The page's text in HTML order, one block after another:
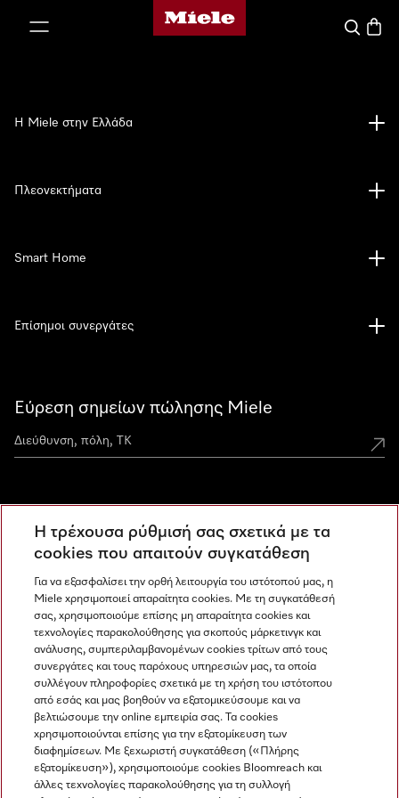
Αρχική σελίδα της Miele
Εύρεση σημείων πώλησης Miele
Ανακαλύψτε τα Miele Experience Center
Newsletter
Η Miele στην Ελλάδα
Πλεονεκτήματα
Smart Home
Επίσημοι συνεργάτες
Miele στο Instagram
Miele στο Facebook
Miele στο Youtube
Η τρέχουσα ρύθμισή σας σχετικά με τα
cookies που απαιτούν συγκατάθεση
Για να εξασφαλίσει την ορθή λειτουργία του ιστότοπού μας, η
Miele χρησιμοποιεί απαραίτητα cookies. Με τη συγκατάθεσή
σας, χρησιμοποιούμε επίσης μη απαραίτητα cookies και
τεχνολογίες παρακολούθησης για σκοπούς μάρκετινγκ και
ανάλυσης, συμπεριλαμβανομένων cookies τρίτων από τους
συνεργάτες και τους παρόχους υπηρεσιών μας, τα οποία
συλλέγουν πληροφορίες σχετικά με τη χρήση του ιστότοπου
από εσάς και μας βοηθούν να εξατομικεύσουμε και να
βελτιώσουμε την online εμπειρία σας. Τα cookies
χρησιμοποιούνται επίσης για την εξατομίκευση των
διαφημίσεων. Με ξεχωριστή συγκατάθεση («Πλήρης
εξατομίκευση»), χρησιμοποιούμε cookies Bloomreach και
άλλες τεχνολογίες παρακολούθησης για τη συλλογή